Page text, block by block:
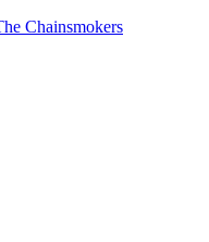
Chainsmokers